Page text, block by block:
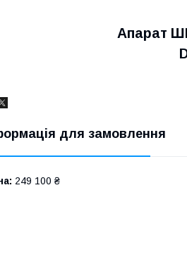
Апарат
для замовлення
249 100 ₴